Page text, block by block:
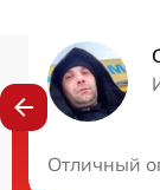
Отличный